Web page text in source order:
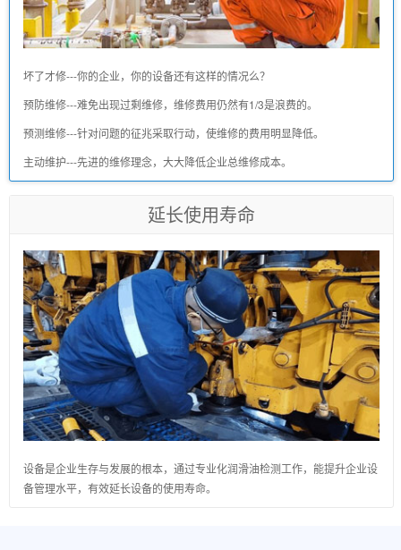
坏了才修---你的企业，你的设备还有这样的情况么？
预防维修---难免出现过剩维修，维修费用仍然有1/3是浪费的。
预测维修---针对问题的征兆采取行动，使维修的费用明显降低。
主动维护---先进的维修理念，大大降低企业总维修成本。
延长使用寿命
设备是企业生存与发展的根本，通过专业化润滑油检测工作，能提升企业设
备管理水平，有效延长设备的使用寿命。